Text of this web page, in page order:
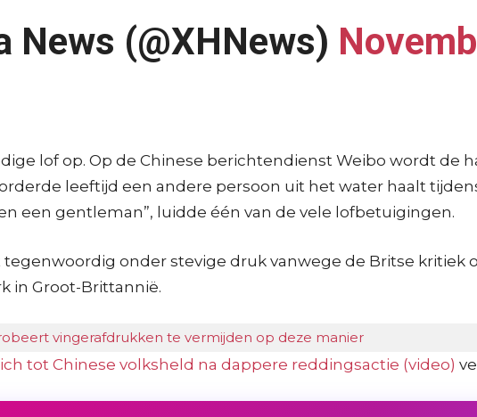
News (@XHNews)
lof op. Op de Chinese berichtendienst Weibo wordt
leeftijd een andere persoon uit het water haalt
een gentleman”, luidde één van de vele lofbetuigingen.
tegenwoordig onder stevige druk vanwege de Britse
in Groot-Brittannië.
vingerafdrukken te vermijden op deze manier
tot Chinese volksheld na dappere reddingsactie (video)